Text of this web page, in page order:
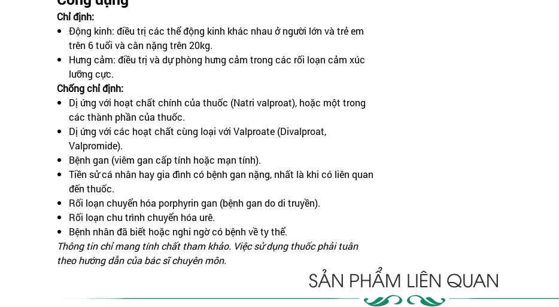
Chỉ định:
Động kinh: điều trị các thể động kinh khác nhau ở người lớn và trẻ em
trên 6 tuổi và cân nặng trên 20kg.
Hưng cảm: điều trị và dự phòng hưng cảm trong các rối loạn cảm xúc
lưỡng cực.
Chống chỉ định:
Dị ứng với hoạt chất chính của thuốc (Natri valproat), hoặc một trong
các thành phần của thuốc.
Dị ứng với các hoạt chất cùng loại với Valproate (Divalproat,
Valpromide).
Bệnh gan (viêm gan cấp tính hoặc mạn tính).
Tiền sử cá nhân hay gia đình có bệnh gan nặng, nhất là khi có liên quan
đến thuốc.
Rối loạn chuyển hóa porphyrin gan (bệnh gan do di truyền).
Rối loạn chu trình chuyển hóa urê.
Bệnh nhân đã biết hoặc nghi ngờ có bệnh về ty thể.
Thông tin chỉ mang tính chất tham khảo. Việc sử dụng thuốc phải tuân
theo hướng dẫn của bác sĩ chuyên môn.
SẢN PHẨM LIÊN QUAN